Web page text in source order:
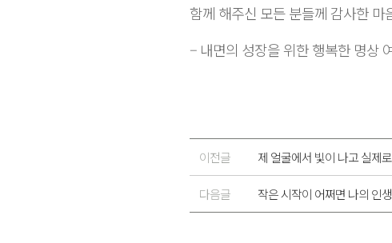
함께 해주신 모든 분들께 감사한
– 내면의 성장을 위한 행복한 명상
이전글 제 얼굴에서 빛이 나고 실제
다음글 작은 시작이 어쩌면 나의 인